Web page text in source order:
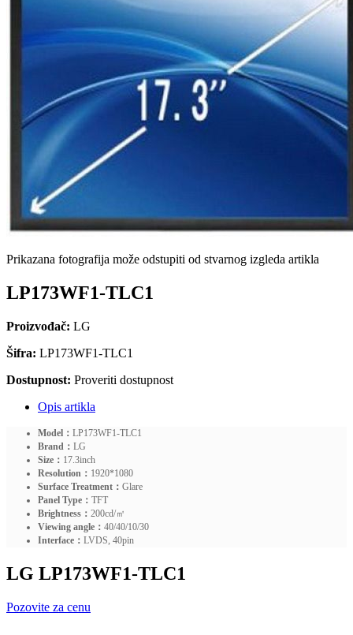
Prikazana fotografija može odstupiti od stvarnog izgleda artikla
LP173WF1-TLC1
Proizvođač: LG
Šifra: LP173WF1-TLC1
Dostupnost: Proveriti dostupnost
Opis artikla
Model： LP173WF1-TLC1
Brand： LG
Size： 17.3inch
Resolution： 1920*1080
Surface Treatment： Glare
Panel Type： TFT
Brightness： 200cd/㎡
Viewing angle： 40/40/10/30
Interface： LVDS, 40pin
LG LP173WF1-TLC1
Pozovite za cenu